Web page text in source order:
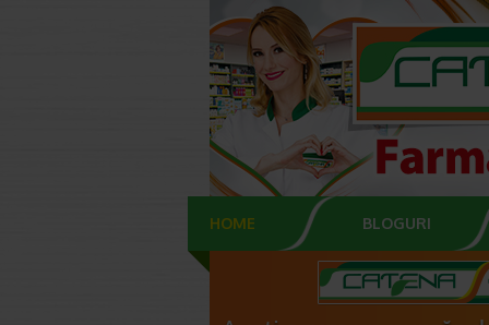
HOME BLOGURI